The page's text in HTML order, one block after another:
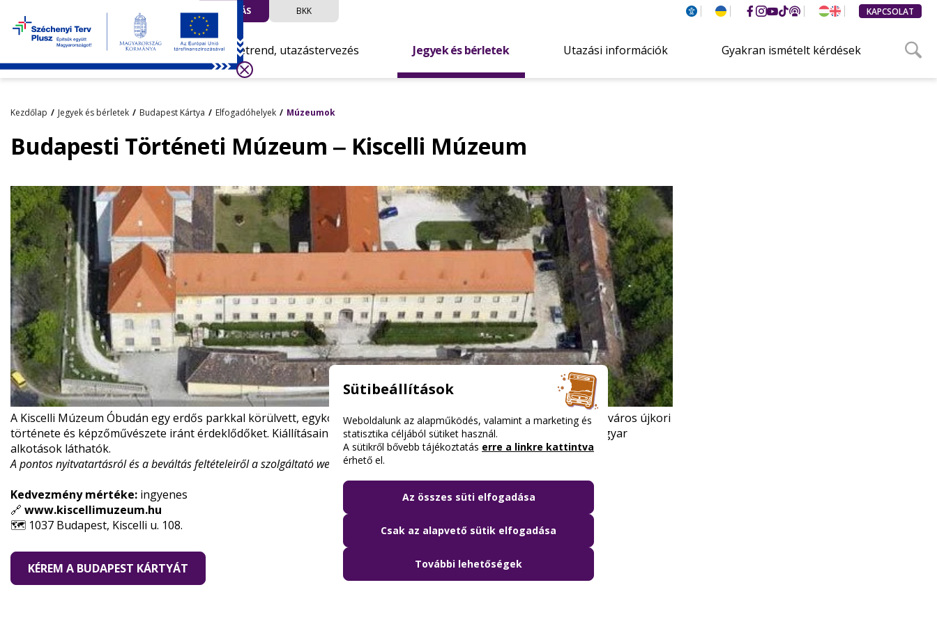
UTAZÁS BKK KAPCSOLAT
Menetrend, utazástervezés Jegyek és bérletek Utazási információk Gyakran ismételt kérdések
Kezdőlap Jegyek és bérletek Budapest Kártya Elfogadóhelyek Múzeumok
Budapesti Történeti Múzeum ‒ Kiscelli Múzeum
A Kiscelli Múzeum Óbudán egy erdős parkkal körülvett, egykori barokk kolostor és templom épületében várja a főváros újkori
története és képzőművészete iránt érdeklődőket. Kiállításain iparművészeti tárgyak, illetve modern és kortárs magyar
alkotások láthatók.
A pontos nyitvatartásról és a beváltás feltételeiről a szolgáltató weboldalán találsz friss információkat.
Kedvezmény mértéke:ingyenes
🔗 www.kiscellimuzeum.hu
🗺️ 1037 Budapest, Kiscelli u. 108.
KÉREM A BUDAPEST KÁRTYÁT
Sütibeállítások
Weboldalunk az alapműködés, valamint a marketing és
statisztika céljából sütiket használ.
A sütikről bővebb tájékoztatás erre a linkre kattintva
érhető el.
Az összes süti elfogadása
Csak az alapvető sütik elfogadása
További lehetőségek